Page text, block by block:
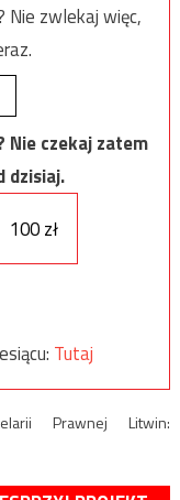
Nie zwlekaj więc,
Nie czekaj zatem
dzisiaj.
100 zł
Tutaj
Prawnej Litwin: